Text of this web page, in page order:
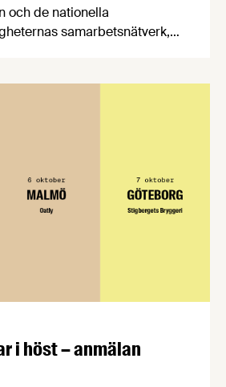
och de nationella
samarbetsnätverk,
i höst – anmälan